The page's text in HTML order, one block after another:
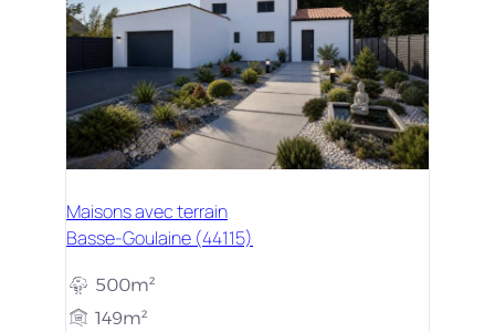
Maisons avec terrain
Basse-Goulaine (44115)
500m²
149m²